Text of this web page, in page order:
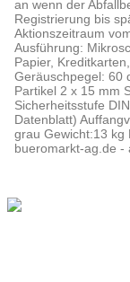
an wenn der
Registrierung bis
Aktionszeitraum
Ausführung:
Papier,
Geräuschpegel: 60
Partikel 2 x 15 mm
Sicherheitsstufe
Datenblatt)
grau Gewicht:13 kg
bueromarkt-ag.de -